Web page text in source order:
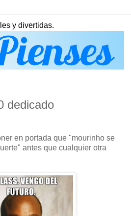
y divertidas.
dedicado
en portada que "mourinho se
antes que cualquier otra